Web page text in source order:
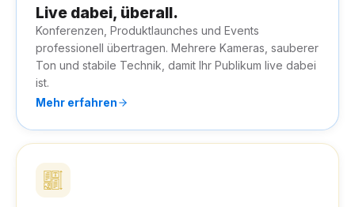
Live dabei, überall.
Konferenzen, Produktlaunches und Events
professionell übertragen. Mehrere Kameras, sauberer
Ton und stabile Technik, damit Ihr Publikum live dabei
ist.
Mehr erfahren